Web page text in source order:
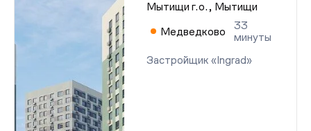
Мытищи г.о., Мытищи
Медведково
33
минуты
Застройщик «Ingrad»